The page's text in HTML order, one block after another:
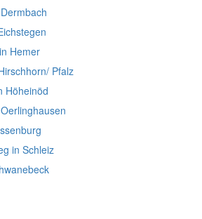
Hemer
Pfalz
Höheinöd
in Schleiz